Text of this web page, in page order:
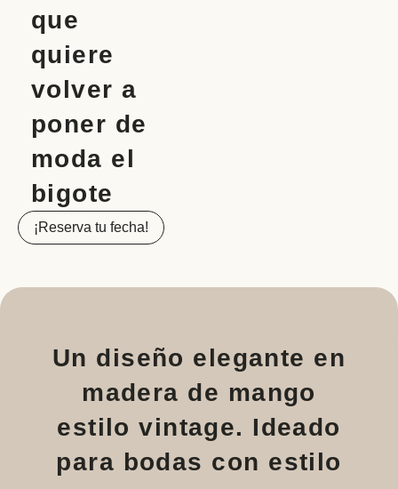
que
quiere
volver a
poner de
moda el
bigote
¡Reserva tu fecha!
Un diseño elegante en
madera de mango
estilo vintage. Ideado
para bodas con estilo